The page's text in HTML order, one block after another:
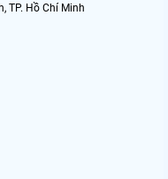
TP. Hồ Chí Minh